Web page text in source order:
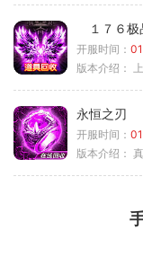
１７６
开服时间：
版本介绍：
永恒之刃
开服时间：
版本介绍：